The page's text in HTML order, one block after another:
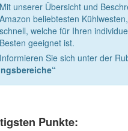
Mit unserer Übersicht und
Amazon beliebtesten
schnell, welche für Ihren
Besten geeignet ist.
Informieren Sie sich unter der
Punkte: